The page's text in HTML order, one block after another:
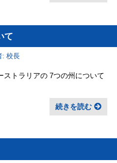
て
: 校長
ストラリアの 7つの州について
続きを読む